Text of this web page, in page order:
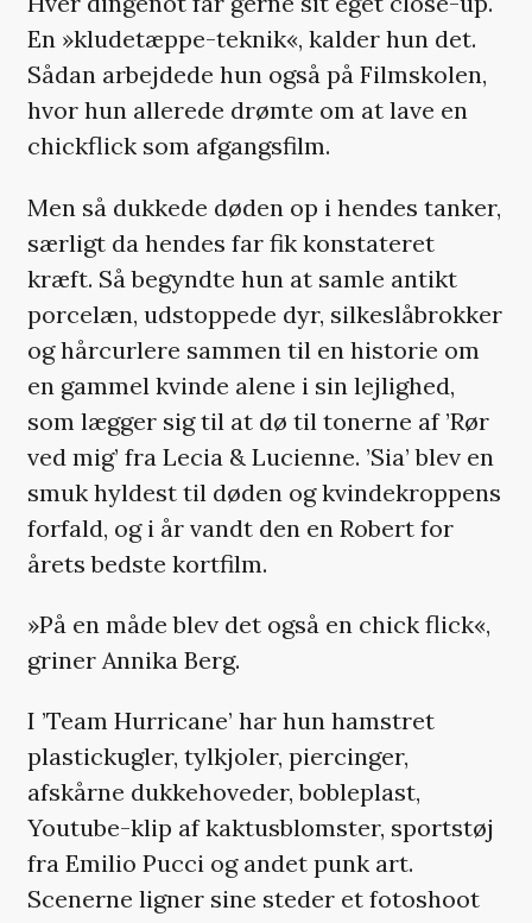
En »kludetæppe-teknik«, kalder hun det.
Sådan arbejdede hun også på Filmskolen,
hvor hun allerede drømte om at lave en
chickflick som afgangsfilm.
Men så dukkede døden op i hendes tanker,
særligt da hendes far fik konstateret
kræft. Så begyndte hun at samle antikt
porcelæn, udstoppede dyr, silkeslåbrokker
og hårcurlere sammen til en historie om
en gammel kvinde alene i sin lejlighed,
som lægger sig til at dø til tonerne af ’Rør
ved mig’ fra Lecia & Lucienne. ’Sia’ blev en
smuk hyldest til døden og kvindekroppens
forfald, og i år vandt den en Robert for
årets bedste kortfilm.
»På en måde blev det også en chick flick«,
griner Annika Berg.
I ’Team Hurricane’ har hun hamstret
plastickugler, tylkjoler, piercinger,
afskårne dukkehoveder, bobleplast,
Youtube-klip af kaktusblomster, sportstøj
fra Emilio Pucci og andet punk art.
Scenerne ligner sine steder et fotoshoot